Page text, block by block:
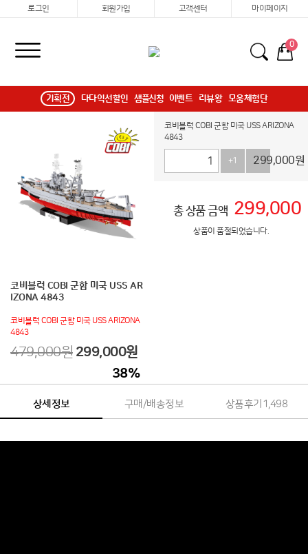
로그인 회원가입 고객센터 마이페이지
0
기획전 다다익선할인 샘플신청 이벤트 리뷰왕 모움체험단
코비블럭 COBI 군함 미국 USS AR
IZONA 4843
코비블럭 COBI 군함 미국 USS ARIZONA
4843
479,000원 299,000원
38%
코비블럭 COBI 군함 미국 USS ARIZONA
4843
+1 -1
299,000원
총 상품 금액 299,000
상품이 품절되었습니다.
상세정보 구매/배송정보 상품후기 1,498